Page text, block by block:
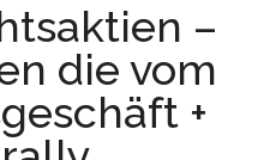
–
die vom
+